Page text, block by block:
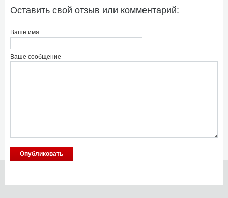
Оставить свой отзыв или комментарий:
Ваше имя
Ваше сообщение